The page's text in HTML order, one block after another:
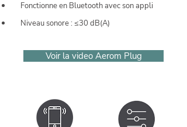
Fonctionne en Bluetooth avec son appli
Niveau sonore : ≤30 dB(A)
Voir la video Aerom Plug